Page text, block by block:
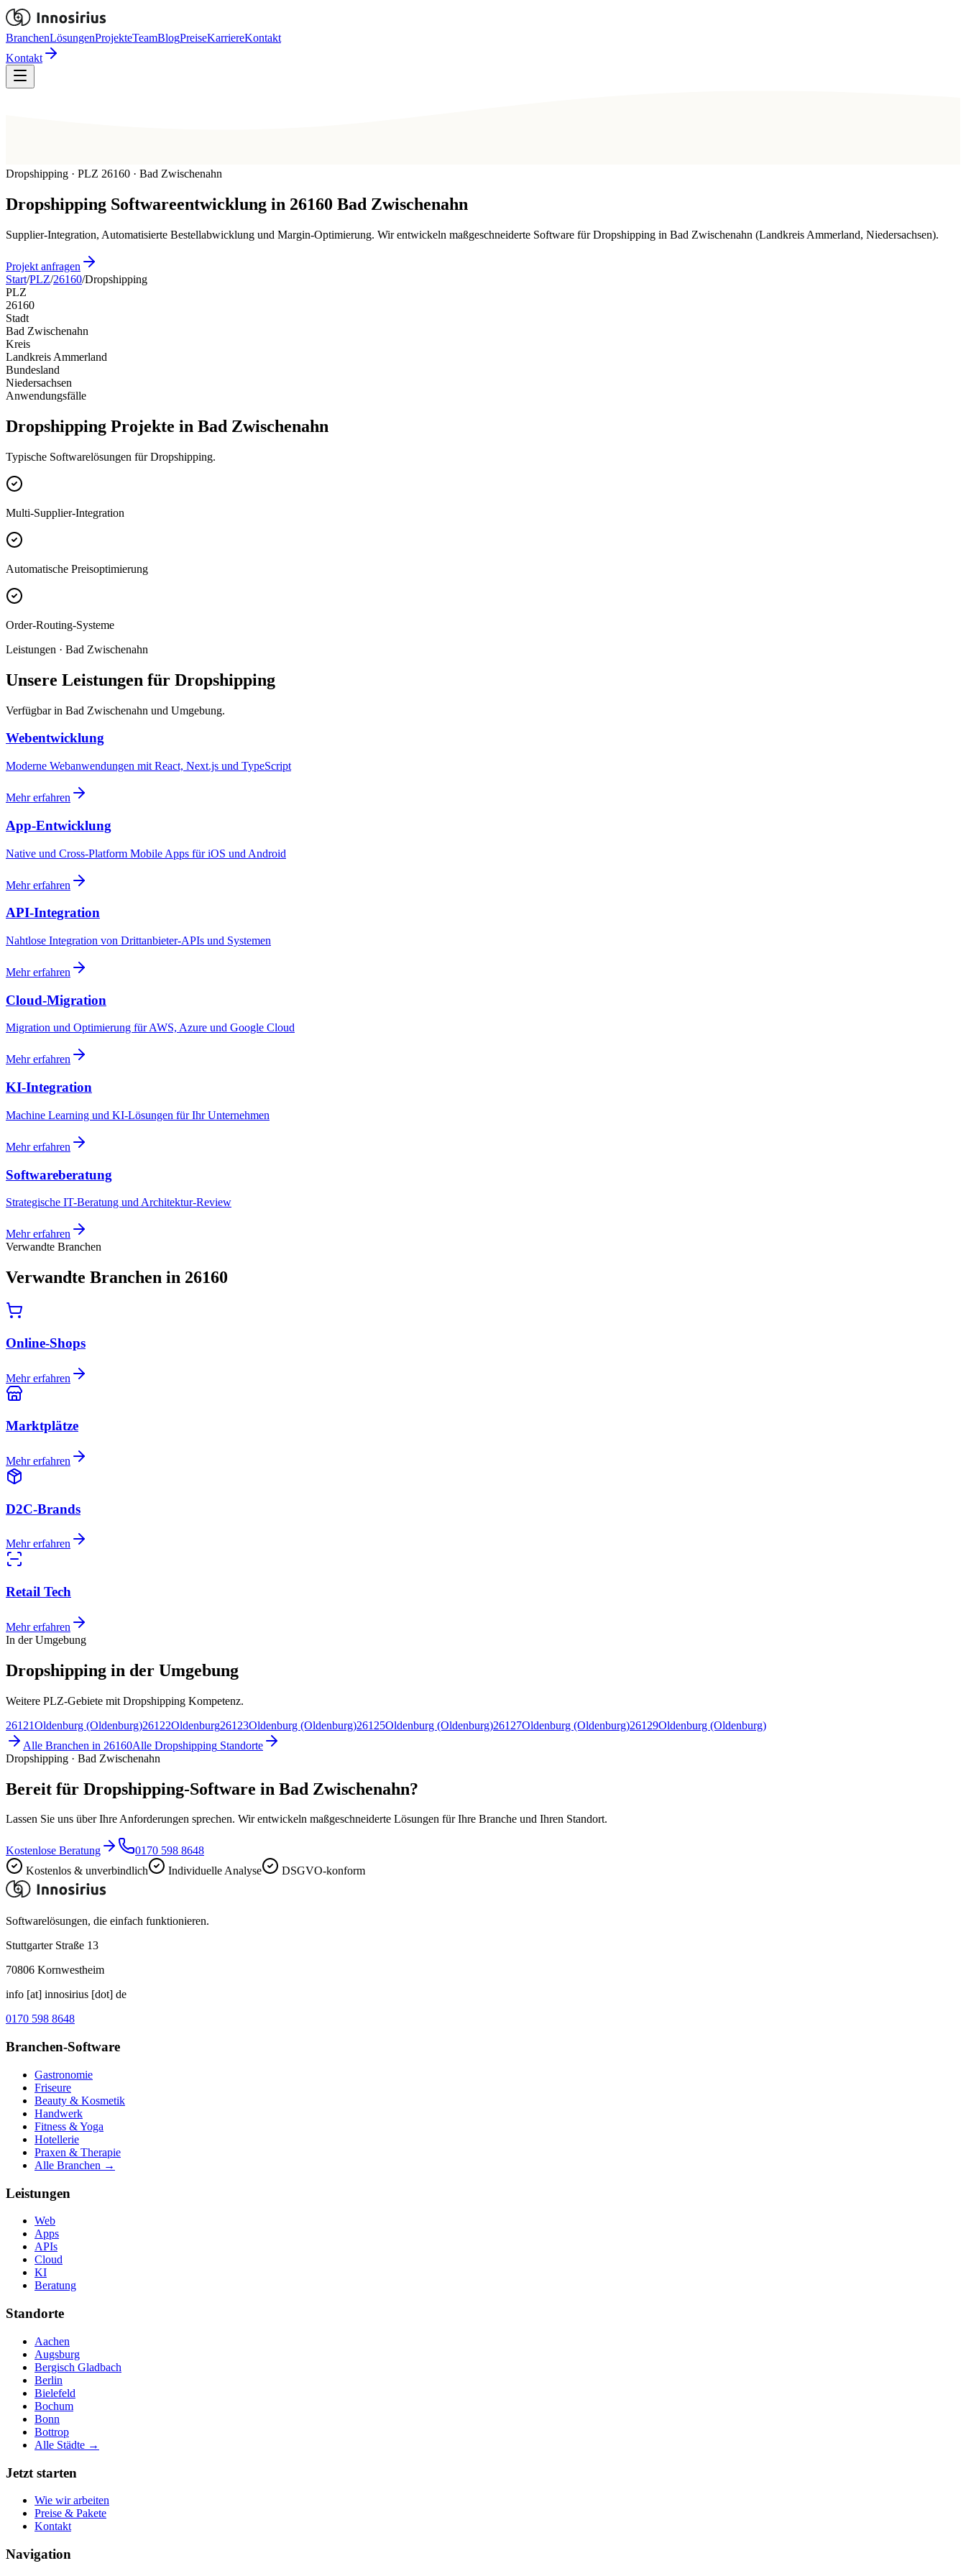
BranchenLösungenProjekteTeamBlogPreiseKarriereKontakt
Kontakt
Dropshipping · PLZ 26160 · Bad Zwischenahn
Dropshipping Softwareentwicklung in 26160 Bad Zwischenahn
Supplier-Integration, Automatisierte Bestellabwicklung und Margin-Optimierung. Wir entwickeln maßgeschneiderte Software für Dropshipping in Bad Zwischenahn (Landkreis Ammerland, Niedersachsen).
Projekt anfragen
Start/PLZ/26160/Dropshipping
PLZ
26160
Stadt
Bad Zwischenahn
Kreis
Landkreis Ammerland
Bundesland
Niedersachsen
Anwendungsfälle
Dropshipping Projekte in Bad Zwischenahn
Typische Softwarelösungen für Dropshipping.
Multi-Supplier-Integration
Automatische Preisoptimierung
Order-Routing-Systeme
Leistungen · Bad Zwischenahn
Unsere Leistungen für Dropshipping
Verfügbar in Bad Zwischenahn und Umgebung.
Webentwicklung
Moderne Webanwendungen mit React, Next.js und TypeScript
Mehr erfahren
App-Entwicklung
Native und Cross-Platform Mobile Apps für iOS und Android
Mehr erfahren
API-Integration
Nahtlose Integration von Drittanbieter-APIs und Systemen
Mehr erfahren
Cloud-Migration
Migration und Optimierung für AWS, Azure und Google Cloud
Mehr erfahren
KI-Integration
Machine Learning und KI-Lösungen für Ihr Unternehmen
Mehr erfahren
Softwareberatung
Strategische IT-Beratung und Architektur-Review
Mehr erfahren
Verwandte Branchen
Verwandte Branchen in 26160
Online-Shops
Mehr erfahren
Marktplätze
Mehr erfahren
D2C-Brands
Mehr erfahren
Retail Tech
Mehr erfahren
In der Umgebung
Dropshipping in der Umgebung
Weitere PLZ-Gebiete mit Dropshipping Kompetenz.
26121Oldenburg (Oldenburg)26122Oldenburg26123Oldenburg (Oldenburg)26125Oldenburg (Oldenburg)26127Oldenburg (Oldenburg)26129Oldenburg (Oldenburg)
Alle Branchen in 26160Alle Dropshipping Standorte
Dropshipping · Bad Zwischenahn
Bereit für Dropshipping-Software in Bad Zwischenahn?
Lassen Sie uns über Ihre Anforderungen sprechen. Wir entwickeln maßgeschneiderte Lösungen für Ihre Branche und Ihren Standort.
Kostenlose Beratung
0170 598 8648
Kostenlos & unverbindlich
Individuelle Analyse DSGVO-konform
Softwarelösungen, die einfach funktionieren.
Stuttgarter Straße 13
70806 Kornwestheim
info [at] innosirius [dot] de
0170 598 8648
Branchen-Software
Gastronomie
Friseure
Beauty & Kosmetik
Handwerk
Fitness & Yoga
Hotellerie
Praxen & Therapie
Alle Branchen →
Leistungen
Web
Apps
APIs
Cloud
KI
Beratung
Standorte
Aachen
Augsburg
Bergisch Gladbach
Berlin
Bielefeld
Bochum
Bonn
Bottrop
Alle Städte →
Jetzt starten
Wie wir arbeiten
Preise & Pakete
Kontakt
Navigation